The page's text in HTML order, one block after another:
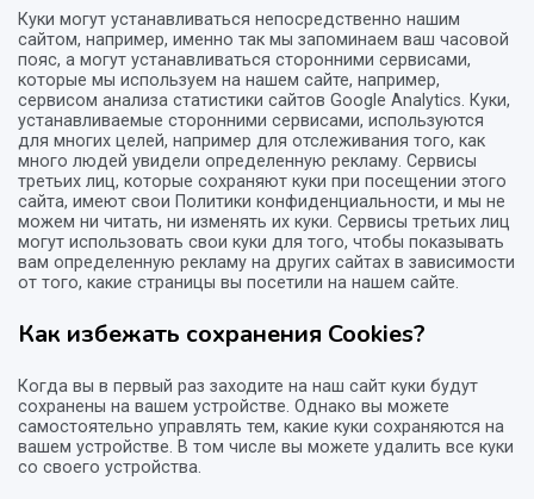
Куки могут устанавливаться непосредственно нашим
сайтом, например, именно так мы запоминаем ваш часовой
пояс, а могут устанавливаться сторонними сервисами,
которые мы используем на нашем сайте, например,
сервисом анализа статистики сайтов Google Analytics. Куки,
устанавливаемые сторонними сервисами, используются
для многих целей, например для отслеживания того, как
много людей увидели определенную рекламу. Сервисы
третьих лиц, которые сохраняют куки при посещении этого
сайта, имеют свои Политики конфиденциальности, и мы не
можем ни читать, ни изменять их куки. Сервисы третьих лиц
могут использовать свои куки для того, чтобы показывать
вам определенную рекламу на других сайтах в зависимости
от того, какие страницы вы посетили на нашем сайте.
Как избежать сохранения Cookies?
Когда вы в первый раз заходите на наш сайт куки будут
сохранены на вашем устройстве. Однако вы можете
самостоятельно управлять тем, какие куки сохраняются на
вашем устройстве. В том числе вы можете удалить все куки
со своего устройства.